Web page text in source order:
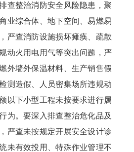
查整治消防安全风险隐患，聚
业综合体、地下空间、易燃易
严查消防设施损坏瘫痪、疏散
动火用电用气等突出问题，严
外墙外保温材料、生产销售假
测造假、人员密集场所违规动
以下小型工程未按要求进行属
为。要深入排查整治危化品及
严查未按规定开展安全设计诊
未有效投用、特殊作业管理不